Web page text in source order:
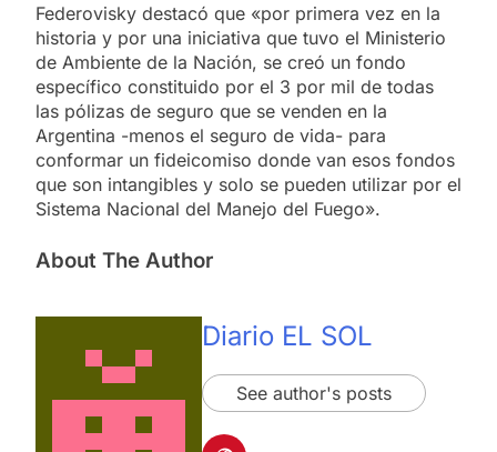
Federovisky destacó que «por primera vez en la
historia y por una iniciativa que tuvo el Ministerio
de Ambiente de la Nación, se creó un fondo
específico constituido por el 3 por mil de todas
las pólizas de seguro que se venden en la
Argentina -menos el seguro de vida- para
conformar un fideicomiso donde van esos fondos
que son intangibles y solo se pueden utilizar por el
Sistema Nacional del Manejo del Fuego».
About The Author
Diario EL SOL
See author's posts